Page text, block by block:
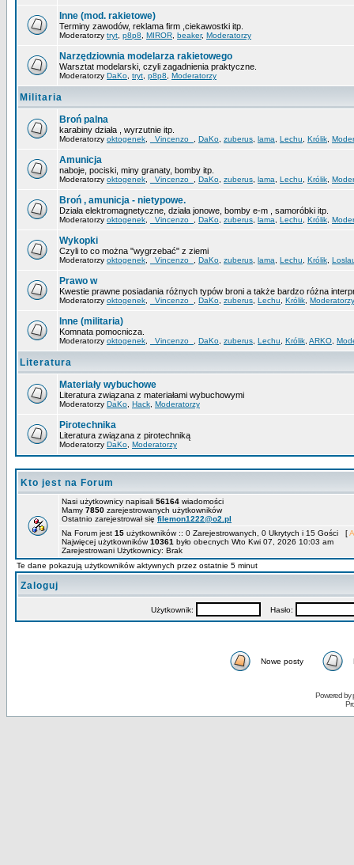
Inne (mod. rakietowe)
Terminy zawodów, reklama firm ,ciekawostki itp.
Moderatorzy tryt p8p8 MIROR beaker, Moderatorzy
Narzędziownia modelarza rakietowego
Warsztat modelarski, czyli zagadnienia praktyczne.
Moderatorzy DaKo tryt p8p8 Moderatorzy
Militaria
Broń palna
karabiny działa , wyrzutnie itp.
Moderatorzy oktogenek _Vincenzo_ DaKo zuberus lama Lechu Królik
Amunicja
naboje, pociski, miny granaty, bomby itp.
Moderatorzy oktogenek _Vincenzo_ DaKo zuberus lama Lechu Królik
Broń , amunicja - nietypowe.
Działa elektromagnetyczne, działa jonowe, bomby e-m , samoróbki itp.
Moderatorzy oktogenek _Vincenzo_ DaKo zuberus lama Lechu Królik
Wykopki
Czyli to co można "wygrzebać" z ziemi
Moderatorzy oktogenek _Vincenzo_ DaKo zuberus lama Lechu Królik
Prawo w
Kwestie prawne posiadania różnych typów broni a także bardzo różna
Moderatorzy oktogenek _Vincenzo_ DaKo zuberus Lechu Królik Moderatorzy
Inne (militaria)
Komnata pomocnicza.
Moderatorzy oktogenek _Vincenzo_ DaKo zuberus Lechu Królik ARKO
Literatura
Materiały wybuchowe
Literatura związana z materiałami wybuchowymi
Moderatorzy DaKo Hack Moderatorzy
Pirotechnika
Literatura związana z pirotechniką
Moderatorzy DaKo Moderatorzy
Kto jest na Forum
Nasi użytkownicy napisali 56164 wiadomości
Mamy 7850 zarejestrowanych użytkowników
Ostatnio zarejestrował się filemon1222@o2.pl
Na Forum jest 15 użytkowników :: 0 Zarejestrowanych, 0 Ukrytych i 15 Gości [
Najwięcej użytkowników10361 było obecnych Wto Kwi 07, 2026 10:03 am
Zarejestrowani Użytkownicy: Brak
Te dane pokazują użytkowników aktywnych przez ostatnie 5 minut
Zaloguj
Użytkownik: Hasło:
Nowe posty
Powered by